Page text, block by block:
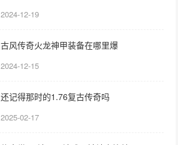
2024-12-19
古风传奇火龙神甲装备在哪里爆
2024-12-15
还记得那时的1.76复古传奇吗
2025-02-17